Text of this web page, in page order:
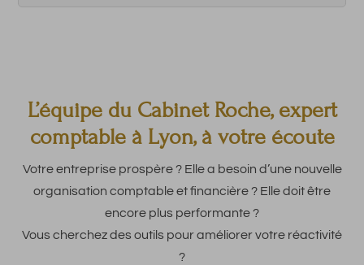
L’équipe du Cabinet Roche, expert
comptable à Lyon, à votre écoute
Votre entreprise prospère ? Elle a besoin d’une nouvelle
organisation comptable et financière ? Elle doit être
encore plus performante ?
Vous cherchez des outils pour améliorer votre réactivité
?